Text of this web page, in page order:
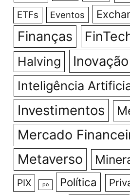
ETFs Eventos
Finanças
Halving Inovação
Inteligência
Investimentos
Mercado
Metaverso
PIX po Política